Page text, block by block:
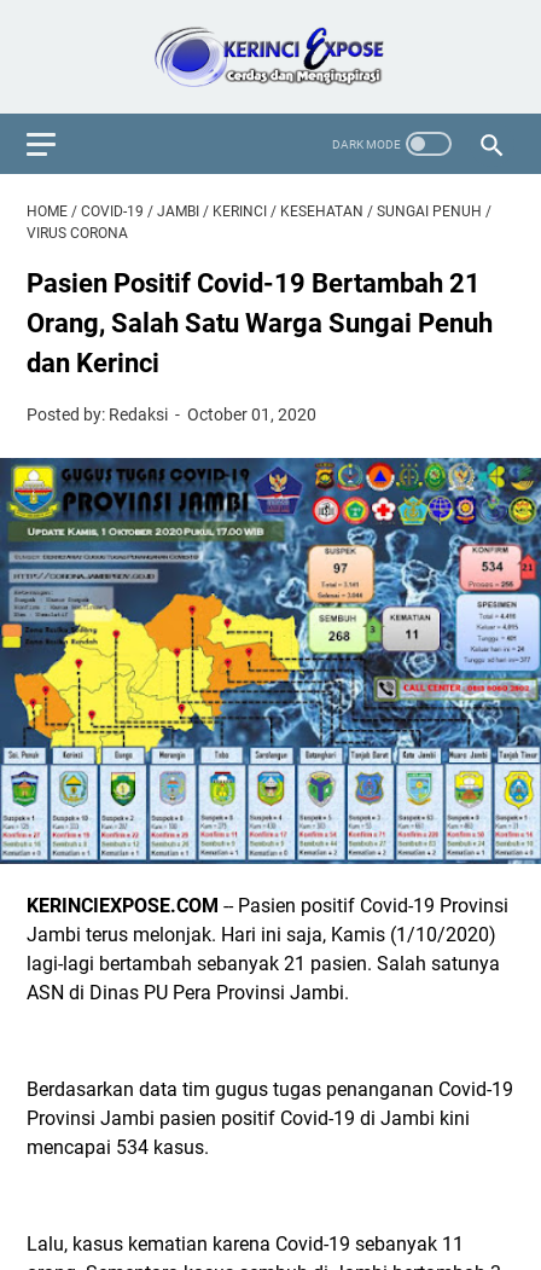
HOME / COVID-19 / JAMBI / KERINCI / KESEHATAN / SUNGAI PENUH /
VIRUS CORONA
Pasien Positif Covid-19 Bertambah 21
Orang, Salah Satu Warga Sungai Penuh
dan Kerinci
Posted by: Redaksi October 01, 2020
KERINCIEXPOSE.COM -- Pasien positif Covid-19 Provinsi
Jambi terus melonjak. Hari ini saja, Kamis (1/10/2020)
lagi-lagi bertambah sebanyak 21 pasien. Salah satunya
ASN di Dinas PU Pera Provinsi Jambi.
Berdasarkan data tim gugus tugas penanganan Covid-19
Provinsi Jambi pasien positif Covid-19 di Jambi kini
mencapai 534 kasus.
Lalu, kasus kematian karena Covid-19 sebanyak 11